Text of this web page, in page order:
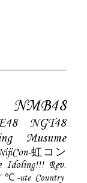
NMB48
NGT48
Musume
虹コン
Idoling!!! Rev.
℃-ute Country